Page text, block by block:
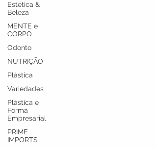
Estética &
Beleza
MENTE e
CORPO
Odonto
NUTRIÇÃO
Plástica
Variedades
Plástica e
Forma
Empresarial
PRIME
IMPORTS